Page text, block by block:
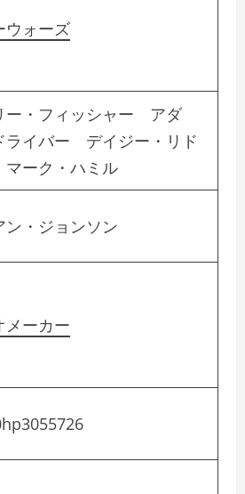
ウォーズ
ー・フィッシャー アダ
ライバー デイジー・リド
ーク・ハミル
ン・ジョンソン
メーカー